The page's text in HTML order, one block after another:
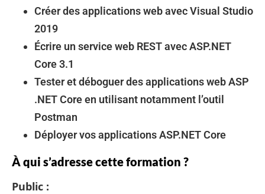
Créer des applications web avec Visual Studio
2019
Écrire un service web REST avec ASP.NET
Core 3.1
Tester et déboguer des applications web ASP
.NET Core en utilisant notamment l’outil
Postman
Déployer vos applications ASP.NET Core
À qui s’adresse cette formation ?
Public :